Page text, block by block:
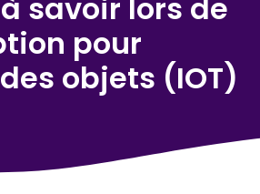
savoir lors de
pour
objets (IOT)